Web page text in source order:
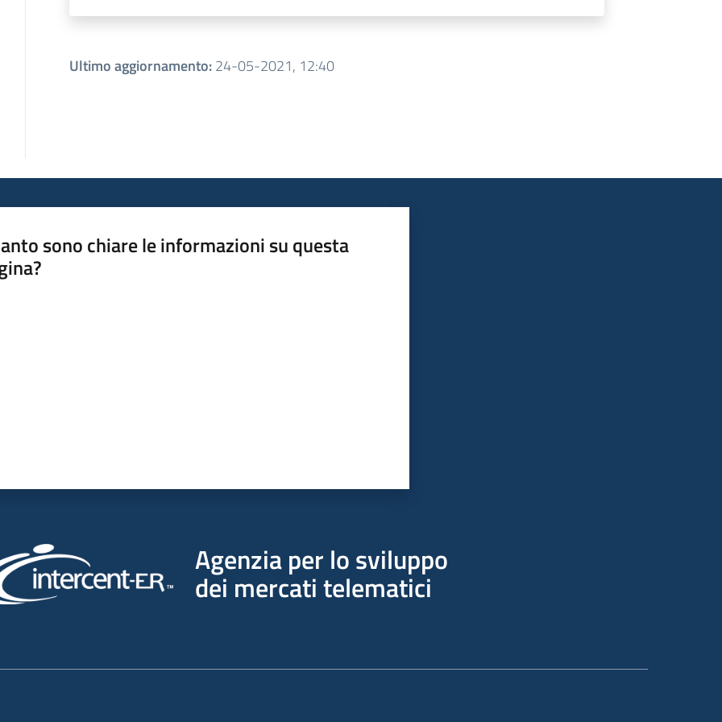
Ultimo aggiornamento:24-05-2021, 12:40
sono chiare le informazioni su questa
Agenzia per lo sviluppo
dei mercati telematici